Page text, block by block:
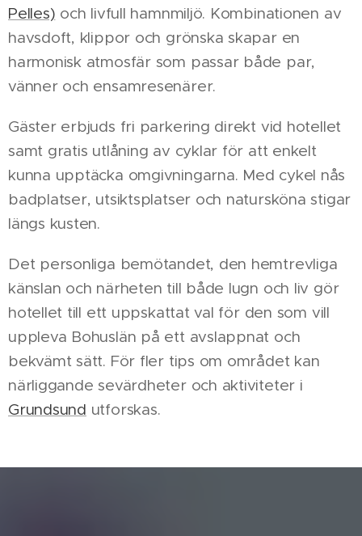
Pelles) och livfull hamnmiljö. Kombinationen av
havsdoft, klippor och grönska skapar en
harmonisk atmosfär som passar både par,
vänner och ensamresenärer.
Gäster erbjuds fri parkering direkt vid hotellet
samt gratis utlåning av cyklar för att enkelt
kunna upptäcka omgivningarna. Med cykel nås
badplatser, utsiktsplatser och natursköna stigar
längs kusten.
Det personliga bemötandet, den hemtrevliga
känslan och närheten till både lugn och liv gör
hotellet till ett uppskattat val för den som vill
uppleva Bohuslän på ett avslappnat och
bekvämt sätt. För fler tips om området kan
närliggande sevärdheter och aktiviteter i
Grundsund utforskas.